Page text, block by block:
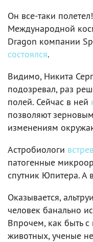
Он все-таки
Международной
Dragon компании
состоялся.
Видимо, Никита
подозревал, раз
полей. Сейчас в ней
позволяют
изменениям
Астробиологи
патогенные
спутник Юпитера. А
Оказывается,
человек банально
Впрочем, как быть
животных, ученые